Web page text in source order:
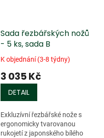
Sada řezbářských nožů
- 5 ks, sada B
K objednání (3-8 týdny)
3 035 Kč
DETAIL
Exkluzívní řezbářské nože s
ergonomicky tvarovanou
rukojetí z japonského bílého